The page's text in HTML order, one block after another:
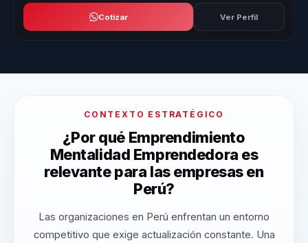
Cotizar Ver Perfil
CONTEXTO ESTRATÉGICO
¿Por qué Emprendimiento
Mentalidad Emprendedora es
relevante para las empresas en
Perú?
Las organizaciones en Perú enfrentan un entorno
competitivo que exige actualización constante. Una